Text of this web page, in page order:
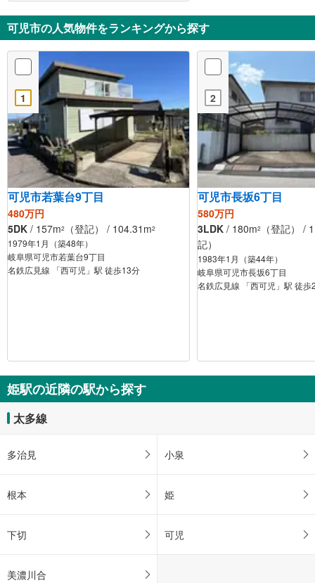
可児市の人気物件をランキングから探す
1
可児市若葉台9丁目
480万円
5DK / 157m2 （登記） / 104.31m2
1979年1月（築48年）
岐阜県可児市若葉台9丁目
名鉄広見線 「西可児」駅 徒歩13分
2
可児市長坂6丁目
580万円
3LDK / 180m2
（登記） /
記）
1983年1月（築44年）
岐阜県可児市長坂6丁目
名鉄広見線 「西可児」駅 徒歩
姫駅の近隣の駅から探す
太多線
多治見 小泉
根本 姫
下切 可児
美濃川合